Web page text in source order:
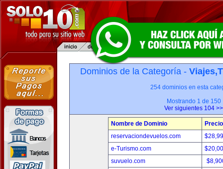
Dominios de la Categoría -
254 dominios en esta
Mostrando 1 de 150
Ver siguientes 104 >>
Nombre de Dominio
Precio
reservaciondevuelos.com
e-Turismo.com
suvuelo.com